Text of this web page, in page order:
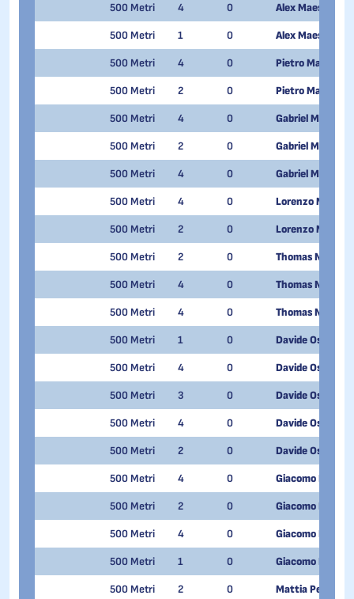
500 Metri 4 0 Alex Maestri
500 Metri 1 0 Alex Maestri
500 Metri 4 0 Pietro Marinelli
500 Metri 2 0 Pietro Marinelli
500 Metri 4 0 Gabriel Maturi
500 Metri 2 0 Gabriel Maturi
500 Metri 4 0 Gabriel Maturi
500 Metri 4 0 Lorenzo
500 Metri 2 0 Lorenzo
500 Metri 2 0 Thomas Nadalini
500 Metri 4 0 Thomas Nadalini
500 Metri 4 0 Thomas Nadalini
500 Metri 1 0 Davide Oss
500 Metri 4 0 Davide Oss
500 Metri 3 0 Davide Oss
500 Metri 4 0 Davide Oss
500 Metri 2 0 Davide Oss
500 Metri 4 0 Giacomo Pedrini
500 Metri 2 0 Giacomo Pedrini
500 Metri 4 0 Giacomo Pedrini
500 Metri 1 0 Giacomo Pedrini
500 Metri 2 0 Mattia Peghini